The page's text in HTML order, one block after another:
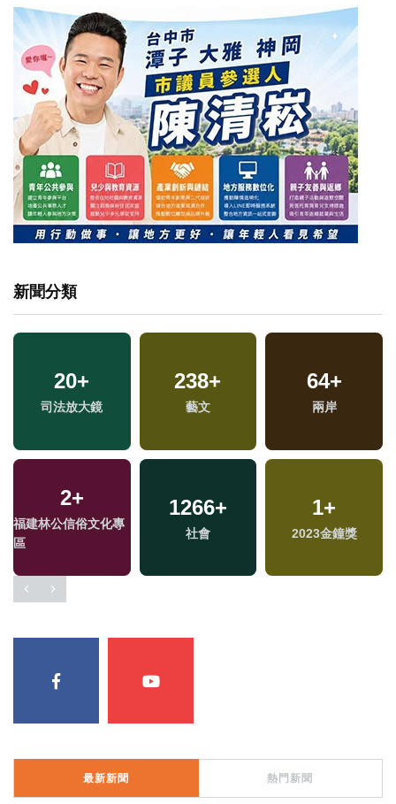
新聞分類
20+
司法放大鏡
238+
藝文
64+
兩岸
2+
福建林公信俗文化專
區
1266+
社會
1+
2023金鐘獎
最新新聞 熱門新聞